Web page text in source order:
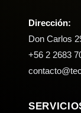
Dirección:
Don Carlos
+56 2 2683